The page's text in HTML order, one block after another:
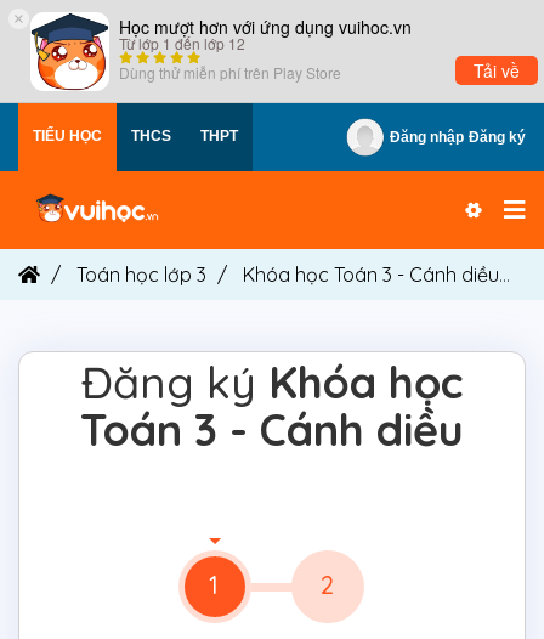
× Học mượt hơn với ứng dụng vuihoc.vn
Từ lớp 1 đến lớp 12
Dùng thử miễn phí trên Play Store Tải về
TIỂU HỌC THCS THPT Đăng nhập Đăng ký
Toán học lớp 3 Khóa học Toán 3 - Cánh diều
Đăng ký Khóa học
Toán 3 - Cánh diều
1 2